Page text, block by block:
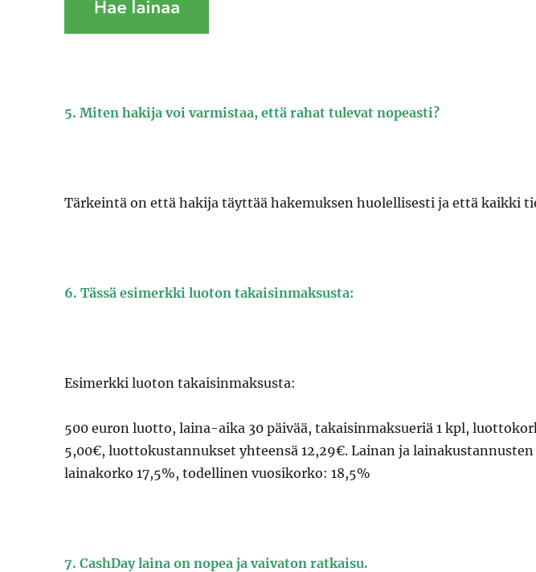
5. Miten hakija voi varmistaa, että rahat tulevat nopeasti?
Tärkeintä on että hakija täyttää hakemuksen huolellisesti ja että kaikki
6. Tässä esimerkki luoton takaisinmaksusta:
Esimerkki luoton takaisinmaksusta:
500 euron luotto, laina-aika 30 päivää, takaisinmaksueriä 1 kpl,
5,00€, luottokustannukset yhteensä 12,29€. Lainan ja lainakustannusten
lainakorko 17,5%, todellinen vuosikorko: 18,5%
7. CashDay laina on nopea ja vaivaton ratkaisu.